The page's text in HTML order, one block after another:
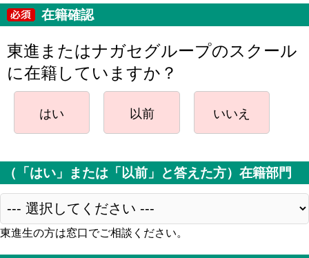
在籍確認
東進またはナガセグループのスクール
に在籍していますか？
はい 以前 いいえ
（「はい」または「以前」と答えた方）在籍部門
東進生の方は窓口でご相談ください。